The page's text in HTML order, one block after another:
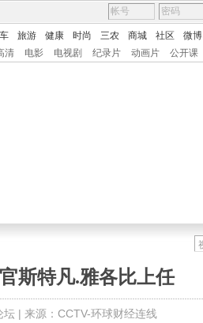
旅游 健康 时尚 三农 商城 社区 微博
清 电影 电视剧 纪录片 动画片 公开课
斯特凡.雅各比上任
坛 | 来源：CCTV-环球财经连线